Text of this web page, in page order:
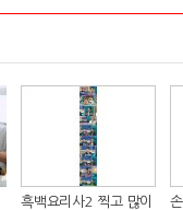
흑백요리사2 찍고 많이